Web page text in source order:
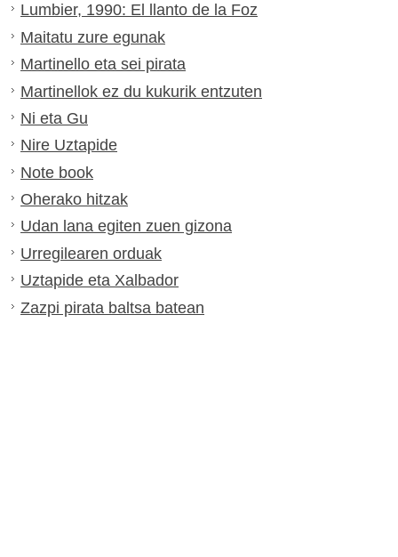
Lumbier, 1990: El llanto de la Foz
Maitatu zure egunak
Martinello eta sei pirata
Martinellok ez du kukurik entzuten
Ni eta Gu
Nire Uztapide
Note book
Oherako hitzak
Udan lana egiten zuen gizona
Urregilearen orduak
Uztapide eta Xalbador
Zazpi pirata baltsa batean